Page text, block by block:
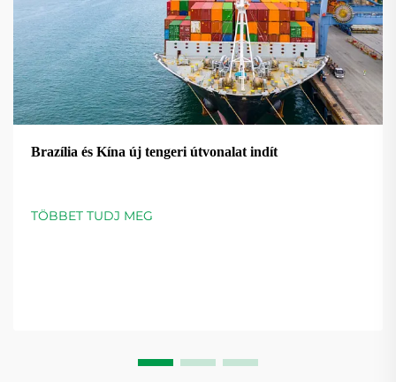
Brazília és Kína új tengeri útvonalat indít
TÖBBET TUDJ MEG